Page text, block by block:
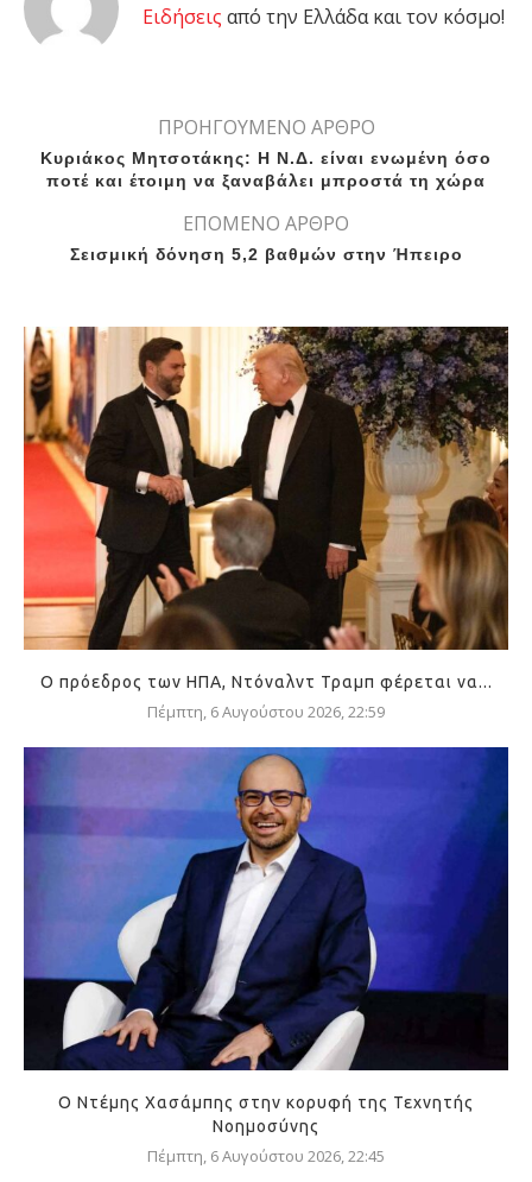
Eιδήσεις από την Ελλάδα και τον κόσμο!
ΠΡΟΗΓΟΥΜΕΝΟ ΑΡΘΡΟ
Κυριάκος Μητσοτάκης: Η Ν.Δ. είναι ενωμένη όσο
ποτέ και έτοιμη να ξαναβάλει μπροστά τη χώρα
ΕΠΟΜΕΝΟ ΑΡΘΡΟ
Σεισμική δόνηση 5,2 βαθμών στην Ήπειρο
Ο πρόεδρος των ΗΠΑ, Ντόναλντ Τραμπ φέρεται να...
Πέμπτη, 6 Αυγούστου 2026, 22:59
Ο Ντέμης Χασάμπης στην κορυφή της Τεχνητής
Νοημοσύνης
Πέμπτη, 6 Αυγούστου 2026, 22:45